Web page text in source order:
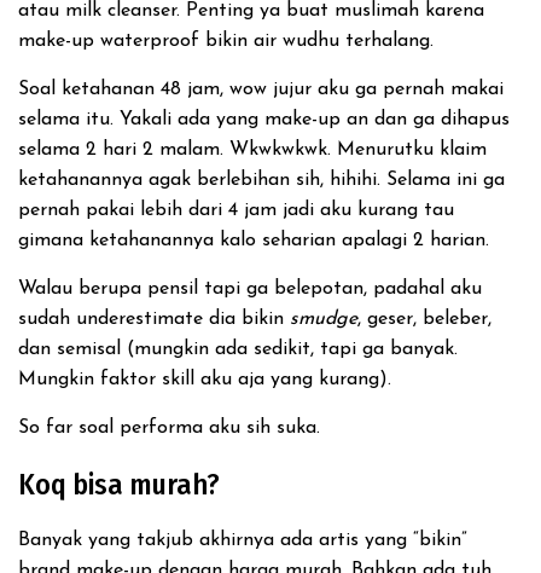
atau milk cleanser. Penting ya buat muslimah karena
make-up waterproof bikin air wudhu terhalang.
Soal ketahanan 48 jam, wow jujur aku ga pernah makai
selama itu. Yakali ada yang make-up an dan ga dihapus
selama 2 hari 2 malam. Wkwkwkwk. Menurutku klaim
ketahanannya agak berlebihan sih, hihihi. Selama ini ga
pernah pakai lebih dari 4 jam jadi aku kurang tau
gimana ketahanannya kalo seharian apalagi 2 harian.
Walau berupa pensil tapi ga belepotan, padahal aku
sudah underestimate dia bikin smudge, geser, beleber,
dan semisal (mungkin ada sedikit, tapi ga banyak.
Mungkin faktor skill aku aja yang kurang).
So far soal performa aku sih suka.
Koq bisa murah?
Banyak yang takjub akhirnya ada artis yang “bikin”